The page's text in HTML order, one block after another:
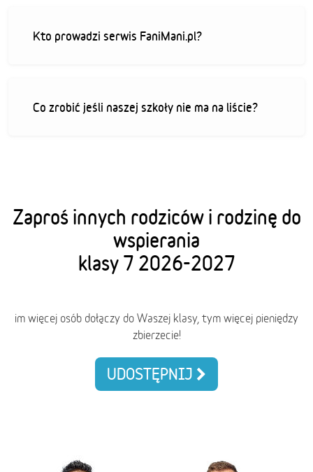
Kto prowadzi serwis FaniMani.pl?
Co zrobić jeśli naszej szkoły nie ma na liście?
Zaproś innych rodziców i rodzinę do
wspierania
klasy 7 2026-2027
im więcej osób dołączy do Waszej klasy, tym więcej pieniędzy
zbierzecie!
UDOSTĘPNIJ